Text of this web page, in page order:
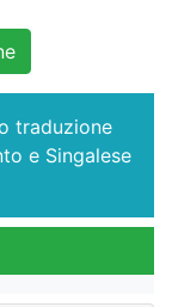
traduzione
e Singalese